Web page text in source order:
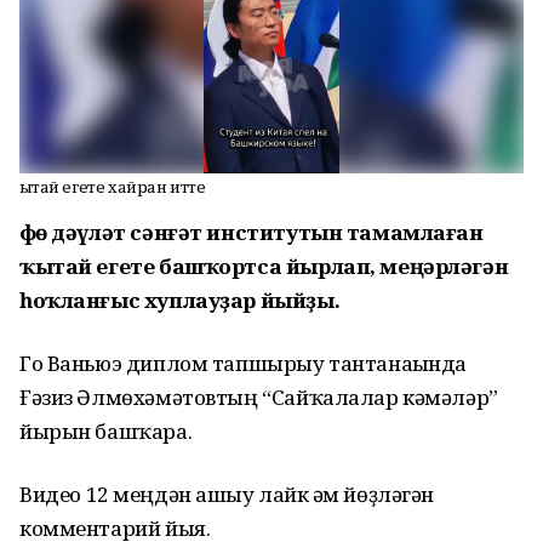
Ҡытай егете хайран итте
Өфө дәүләт сәнғәт институтын тамамлаған
ҡытай егете башҡортса йырлап, меңәрләгән
һоҡланғыс хуплауҙар йыйҙы.
Го Ваньюэ диплом тапшырыу тантанаһында
Ғәзиз Әлмөхәмәтовтың “Сайҡалалар кәмәләр”
йырын башҡара.
Видео 12 меңдән ашыу лайк һәм йөҙләгән
комментарий йыя.